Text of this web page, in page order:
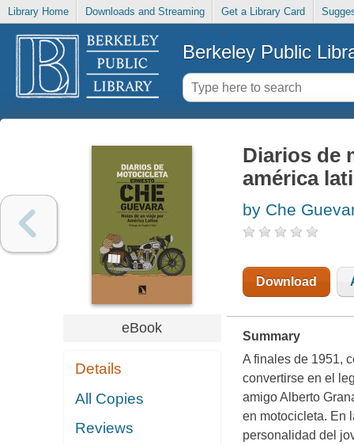
Library Home Downloads and Streaming Get a Library Card
Berkeley Public
eBook
Details
All Copies
Reviews
Diarios de
américa
by Che
Download
Summary
A finales de 1951,
convertirse en el
amigo Alberto
en motocicleta. En
personalidad del